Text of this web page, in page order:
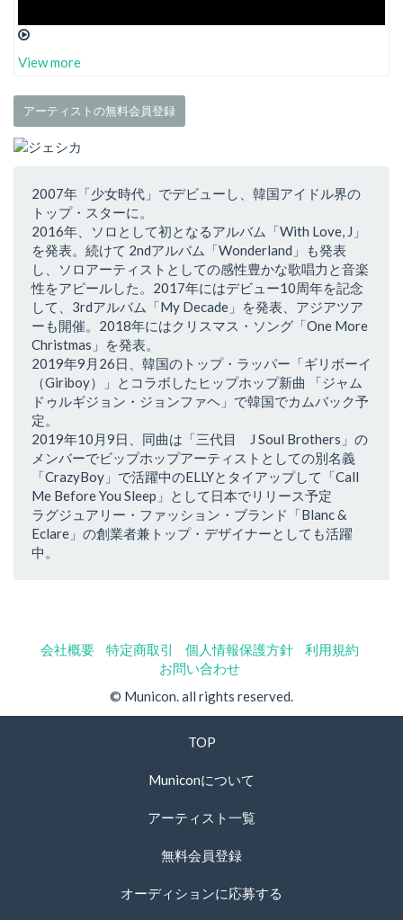
View more
アーティストの無料会員登録
2007年「少女時代」でデビューし、韓国アイドル界の
トップ・スターに。
2016年、ソロとして初となるアルバム「With Love, J」
を発表。続けて 2ndアルバム「Wonderland」も発表
し、ソロアーティストとしての感性豊かな歌唱力と音楽
性をアピールした。2017年にはデビュー10周年を記念
して、3rdアルバム「My Decade」を発表、アジアツア
ーも開催。2018年にはクリスマス・ソング「One More
Christmas」を発表。
2019年9月26日、韓国のトップ・ラッパー「ギリボーイ
（Giriboy）」とコラボしたヒップホップ新曲 「ジャム
ドゥルギジョン・ジョンファヘ」で韓国でカムバック予
定。
2019年10月9日、同曲は「三代目 J Soul Brothers」の
メンバーでビップホップアーティストとしての別名義
「CrazyBoy」で活躍中のELLYとタイアップして「Call
Me Before You Sleep」として日本でリリース予定
ラグジュアリー・ファッション・ブランド「Blanc &
Eclare」の創業者兼トップ・デザイナーとしても活躍
中。
TOP
Municonについて
アーティスト一覧
無料会員登録
オーディションに応募する
会社概要 特定商取引 個人情報保護方針
利用規約
お問い合わせ
© Municon. all rights reserved.